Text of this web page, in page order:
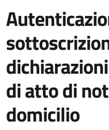
di atto di
domicilio